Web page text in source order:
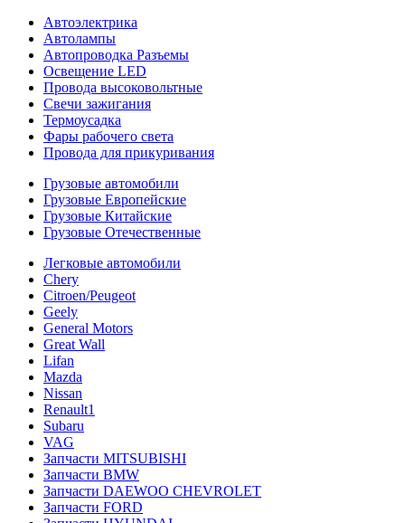
Автоэлектрика
Автолампы
Автопроводка Разъемы
Освещение LED
Провода высоковольтные
Свечи зажигания
Термоусадка
Фары рабочего света
Провода для прикуривания
Грузовые автомобили
Грузовые Европейские
Грузовые Китайские
Грузовые Отечественные
Легковые автомобили
Chery
Citroen/Peugeot
Geely
General Motors
Great Wall
Lifan
Mazda
Nissan
Renault1
Subaru
VAG
Запчасти MITSUBISHI
Запчасти BMW
Запчасти DAEWOO CHEVROLET
Запчасти FORD